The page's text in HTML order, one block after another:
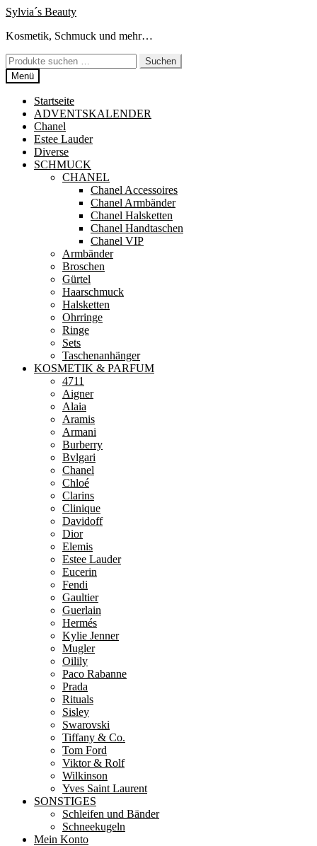
Zur
springen
Zum
springen
Sylvia´s Beauty
Kosmetik, Schmuck und mehr…
Suchen
nach:
Suchen
Menü
Startseite
ADVENTSKALENDER
Chanel
Estee Lauder
Diverse
SCHMUCK
CHANEL
Chanel Accessoires
Chanel Armbänder
Chanel Halsketten
Chanel Handtaschen
Chanel VIP
Armbänder
Broschen
Gürtel
Haarschmuck
Halsketten
Ohrringe
Ringe
Sets
Taschenanhänger
KOSMETIK & PARFUM
4711
Aigner
Alaia
Aramis
Armani
Burberry
Bvlgari
Chanel
Chloé
Clarins
Clinique
Davidoff
Dior
Elemis
Estee Lauder
Eucerin
Fendi
Gaultier
Guerlain
Hermés
Kylie Jenner
Mugler
Oilily
Paco Rabanne
Prada
Rituals
Sisley
Swarovski
Tiffany & Co.
Tom Ford
Viktor & Rolf
Wilkinson
Yves Saint Laurent
SONSTIGES
Schleifen und Bänder
Schneekugeln
Mein Konto